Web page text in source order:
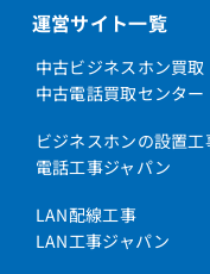
運営サイト一覧
中古ビジネスホン買取
中古電話買取センター
ビジネスホンの設置工
電話工事ジャパン
LAN配線工事
LAN工事ジャパン